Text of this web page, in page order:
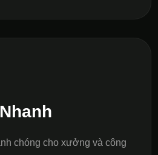
chóng cho xưởng và công